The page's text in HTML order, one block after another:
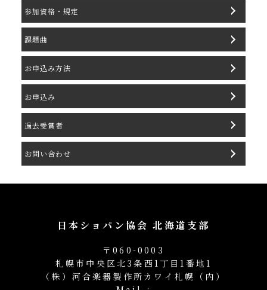
参加資格・規定
課題曲
お申込み方法
お申込み
過去受賞者
お問い合わせ
日本ショパン協会 北海道支部
〒060-0003
札幌市中央区北3条西1丁目1番地1
（株）河合楽器製作所カワイ札幌（内）